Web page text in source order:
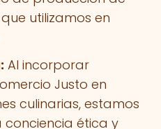
utilizamos en
Al incorporar
Justo en
culinarias, estamos
ética y